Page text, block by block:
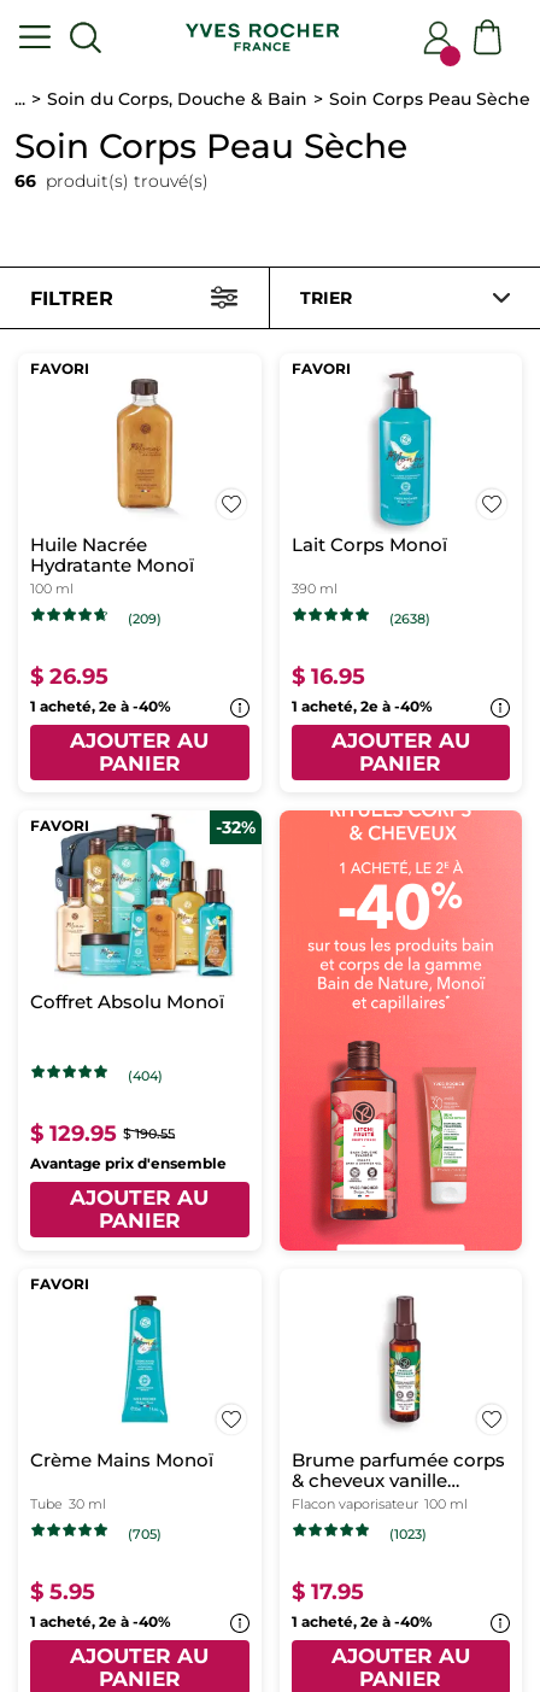
... Soin du Corps, Douche & Bain Soin Corps Peau Sèche
Soin Corps Peau Sèche
66 produit(s) trouvé(s)
FILTRER TRIER
FAVORI
Huile Nacrée
Hydratante Monoï
100 ml
(209)
$ 26.95
1 acheté, 2e à -40%
AJOUTER AU
PANIER
FAVORI
Lait Corps Monoï
390 ml
(2638)
$ 16.95
1 acheté, 2e à -40%
AJOUTER AU
PANIER
FAVORI -32%
Coffret Absolu Monoï
(404)
$ 129.95 $ 190.55
Avantage prix d'ensemble
AJOUTER AU
PANIER
FAVORI
Crème Mains Monoï
Tube 30 ml
(705)
$ 5.95
1 acheté, 2e à -40%
AJOUTER AU
PANIER
Brume parfumée corps
& cheveux vanille
bourbon
Flacon vaporisateur 100 ml
(1023)
$ 17.95
1 acheté, 2e à -40%
AJOUTER AU
PANIER